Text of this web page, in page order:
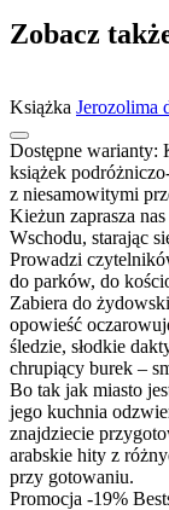
Zobacz
Książka Jerozolima
Dostępne warianty:
książek
z niesamowitymi
Kieżun zaprasza
Wschodu, starając
Prowadzi
do parków, do
Zabiera do
opowieść
śledzie, słodkie
chrupiący burek –
Bo tak jak miasto
jego kuchnia
znajdziecie
arabskie hity z
przy gotowaniu.
Promocja -19%